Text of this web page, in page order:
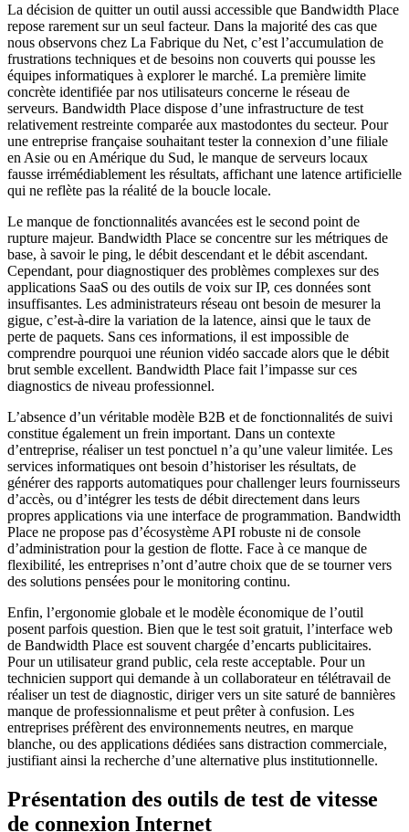
La décision de quitter un outil aussi accessible que Bandwidth Place
repose rarement sur un seul facteur. Dans la majorité des cas que
nous observons chez La Fabrique du Net, c’est l’accumulation de
frustrations techniques et de besoins non couverts qui pousse les
équipes informatiques à explorer le marché. La première limite
concrète identifiée par nos utilisateurs concerne le réseau de
serveurs. Bandwidth Place dispose d’une infrastructure de test
relativement restreinte comparée aux mastodontes du secteur. Pour
une entreprise française souhaitant tester la connexion d’une filiale
en Asie ou en Amérique du Sud, le manque de serveurs locaux
fausse irrémédiablement les résultats, affichant une latence artificielle
qui ne reflète pas la réalité de la boucle locale.
Le manque de fonctionnalités avancées est le second point de
rupture majeur. Bandwidth Place se concentre sur les métriques de
base, à savoir le ping, le débit descendant et le débit ascendant.
Cependant, pour diagnostiquer des problèmes complexes sur des
applications SaaS ou des outils de voix sur IP, ces données sont
insuffisantes. Les administrateurs réseau ont besoin de mesurer la
gigue, c’est-à-dire la variation de la latence, ainsi que le taux de
perte de paquets. Sans ces informations, il est impossible de
comprendre pourquoi une réunion vidéo saccade alors que le débit
brut semble excellent. Bandwidth Place fait l’impasse sur ces
diagnostics de niveau professionnel.
L’absence d’un véritable modèle B2B et de fonctionnalités de suivi
constitue également un frein important. Dans un contexte
d’entreprise, réaliser un test ponctuel n’a qu’une valeur limitée. Les
services informatiques ont besoin d’historiser les résultats, de
générer des rapports automatiques pour challenger leurs fournisseurs
d’accès, ou d’intégrer les tests de débit directement dans leurs
propres applications via une interface de programmation. Bandwidth
Place ne propose pas d’écosystème API robuste ni de console
d’administration pour la gestion de flotte. Face à ce manque de
flexibilité, les entreprises n’ont d’autre choix que de se tourner vers
des solutions pensées pour le monitoring continu.
Enfin, l’ergonomie globale et le modèle économique de l’outil
posent parfois question. Bien que le test soit gratuit, l’interface web
de Bandwidth Place est souvent chargée d’encarts publicitaires.
Pour un utilisateur grand public, cela reste acceptable. Pour un
technicien support qui demande à un collaborateur en télétravail de
réaliser un test de diagnostic, diriger vers un site saturé de bannières
manque de professionnalisme et peut prêter à confusion. Les
entreprises préfèrent des environnements neutres, en marque
blanche, ou des applications dédiées sans distraction commerciale,
justifiant ainsi la recherche d’une alternative plus institutionnelle.
Présentation des outils de test de vitesse
de connexion Internet